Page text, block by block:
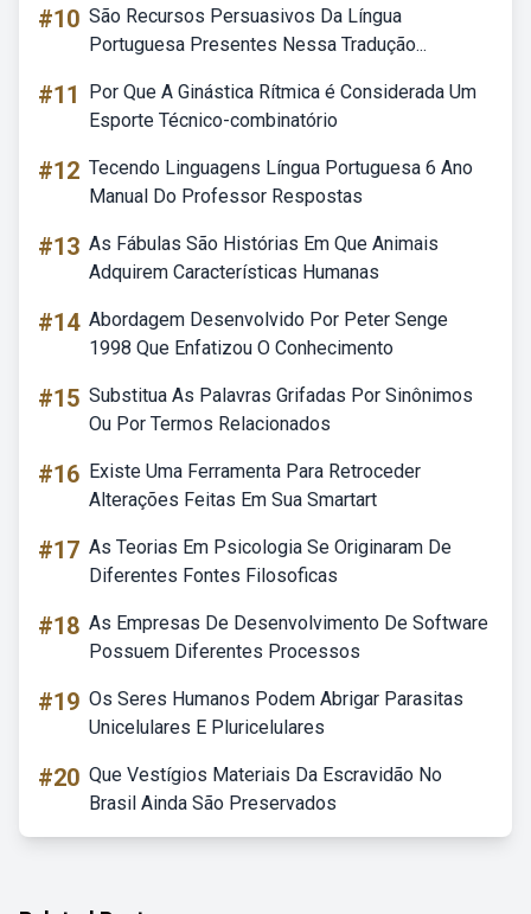
#10 São Recursos Persuasivos Da Língua
Portuguesa Presentes Nessa Tradução...
#11
Por Que A Ginástica Rítmica é Considerada Um
Esporte Técnico-combinatório
#12 Tecendo Linguagens Língua Portuguesa 6 Ano
Manual Do Professor Respostas
#13 As Fábulas São Histórias Em Que Animais
Adquirem Características Humanas
#14 Abordagem Desenvolvido Por Peter Senge
1998 Que Enfatizou O Conhecimento
#15 Substitua As Palavras Grifadas Por Sinônimos
Ou Por Termos Relacionados
#16 Existe Uma Ferramenta Para Retroceder
Alterações Feitas Em Sua Smartart
#17 As Teorias Em Psicologia Se Originaram De
Diferentes Fontes Filosoficas
#18 As Empresas De Desenvolvimento De Software
Possuem Diferentes Processos
#19 Os Seres Humanos Podem Abrigar Parasitas
Unicelulares E Pluricelulares
#20 Que Vestígios Materiais Da Escravidão No
Brasil Ainda São Preservados